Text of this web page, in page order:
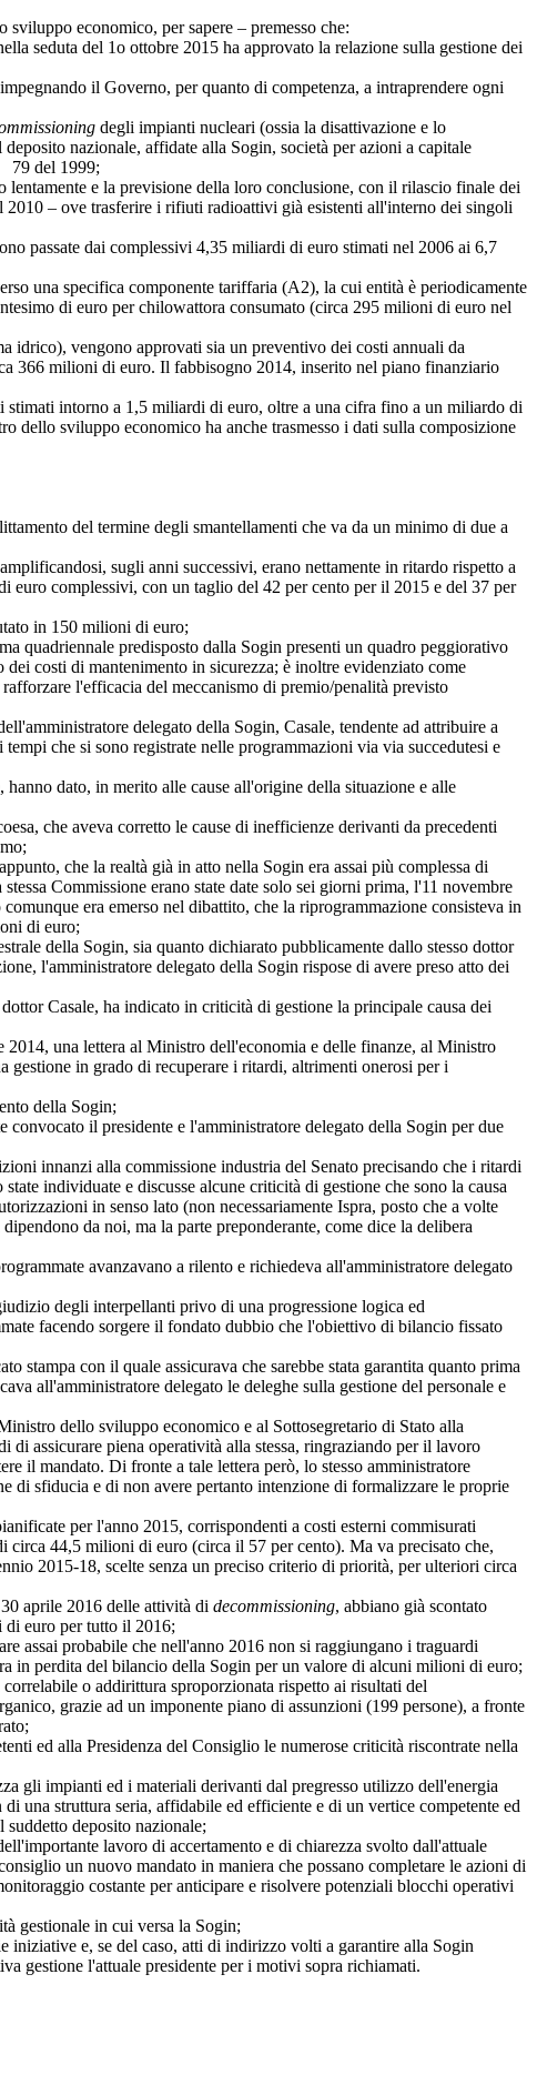
sviluppo economico, per sapere – premesso che:
seduta del 1o ottobre 2015 ha approvato la relazione sulla gestione dei
il Governo, per quanto di competenza, a intraprendere ogni
degli impianti nucleari (ossia la disattivazione e lo
nazionale, affidate alla Sogin, società per azioni a capitale
79 del 1999;
lentamente e la previsione della loro conclusione, con il rilascio finale dei
– ove trasferire i rifiuti radioattivi già esistenti all'interno dei singoli
passate dai complessivi 4,35 miliardi di euro stimati nel 2006 ai 6,7
una specifica componente tariffaria (A2), la cui entità è periodicamente
di euro per chilowattora consumato (circa 295 milioni di euro nel
vengono approvati sia un preventivo dei costi annuali da
366 milioni di euro. Il fabbisogno 2014, inserito nel piano finanziario
intorno a 1,5 miliardi di euro, oltre a una cifra fino a un miliardo di
dello sviluppo economico ha anche trasmesso i dati sulla composizione
del termine degli smantellamenti che va da un minimo di due a
sugli anni successivi, erano nettamente in ritardo rispetto a
euro complessivi, con un taglio del 42 per cento per il 2015 e del 37 per
in 150 milioni di euro;
predisposto dalla Sogin presenti un quadro peggiorativo
costi di mantenimento in sicurezza; è inoltre evidenziato come
l'efficacia del meccanismo di premio/penalità previsto
delegato della Sogin, Casale, tendente ad attribuire a
che si sono registrate nelle programmazioni via via succedutesi e
dato, in merito alle cause all'origine della situazione e alle
che aveva corretto le cause di inefficienze derivanti da precedenti
che la realtà già in atto nella Sogin era assai più complessa di
Commissione erano state date solo sei giorni prima, l'11 novembre
era emerso nel dibattito, che la riprogrammazione consisteva in
di euro;
della Sogin, sia quanto dichiarato pubblicamente dallo stesso dottor
l'amministratore delegato della Sogin rispose di avere preso atto dei
Casale, ha indicato in criticità di gestione la principale causa dei
una lettera al Ministro dell'economia e delle finanze, al Ministro
in grado di recuperare i ritardi, altrimenti onerosi per i
della Sogin;
il presidente e l'amministratore delegato della Sogin per due
innanzi alla commissione industria del Senato precisando che i ritardi
individuate e discusse alcune criticità di gestione che sono la causa
in senso lato (non necessariamente Ispra, posto che a volte
da noi, ma la parte preponderante, come dice la delibera
avanzavano a rilento e richiedeva all'amministratore delegato
degli interpellanti privo di una progressione logica ed
facendo sorgere il fondato dubbio che l'obiettivo di bilancio fissato
con il quale assicurava che sarebbe stata garantita quanto prima
all'amministratore delegato le deleghe sulla gestione del personale e
dello sviluppo economico e al Sottosegretario di Stato alla
assicurare piena operatività alla stessa, ringraziando per il lavoro
il mandato. Di fronte a tale lettera però, lo stesso amministratore
di sfiducia e di non avere pertanto intenzione di formalizzare le proprie
per l'anno 2015, corrispondenti a costi esterni commisurati
circa 44,5 milioni di euro (circa il 57 per cento). Ma va precisato che,
2015-18, scelte senza un preciso criterio di priorità, per ulteriori circa
aprile 2016 delle attività di decommissioning, abbiano già scontato
euro per tutto il 2016;
assai probabile che nell'anno 2016 non si raggiungano i traguardi
in perdita del bilancio della Sogin per un valore di alcuni milioni di euro;
o addirittura sproporzionata rispetto ai risultati del
grazie ad un imponente piano di assunzioni (199 persone), a fronte
ed alla Presidenza del Consiglio le numerose criticità riscontrate nella
gli impianti ed i materiali derivanti dal pregresso utilizzo dell'energia
una struttura seria, affidabile ed efficiente e di un vertice competente ed
suddetto deposito nazionale;
lavoro di accertamento e di chiarezza svolto dall'attuale
un nuovo mandato in maniera che possano completare le azioni di
costante per anticipare e risolvere potenziali blocchi operativi
gestionale in cui versa la Sogin;
e, se del caso, atti di indirizzo volti a garantire alla Sogin
gestione l'attuale presidente per i motivi sopra richiamati.